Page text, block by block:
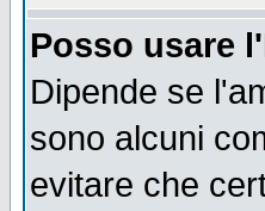
Posso usare
Dipende se
sono alcuni
evitare che